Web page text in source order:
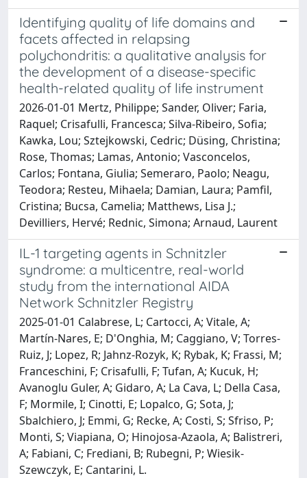
Identifying quality of life domains and
facets affected in relapsing
polychondritis: a qualitative analysis for
the development of a disease-specific
health-related quality of life instrument
2026-01-01 Mertz, Philippe; Sander, Oliver; Faria,
Raquel; Crisafulli, Francesca; Silva-Ribeiro, Sofia;
Kawka, Lou; Sztejkowski, Cedric; Düsing, Christina;
Rose, Thomas; Lamas, Antonio; Vasconcelos,
Carlos; Fontana, Giulia; Semeraro, Paolo; Neagu,
Teodora; Resteu, Mihaela; Damian, Laura; Pamfil,
Cristina; Bucsa, Camelia; Matthews, Lisa J.;
Devilliers, Hervé; Rednic, Simona; Arnaud, Laurent
IL-1 targeting agents in Schnitzler
syndrome: a multicentre, real-world
study from the international AIDA
Network Schnitzler Registry
2025-01-01 Calabrese, L; Cartocci, A; Vitale, A;
Martín-Nares, E; D'Onghia, M; Caggiano, V; Torres-
Ruiz, J; Lopez, R; Jahnz-Rozyk, K; Rybak, K; Frassi, M;
Franceschini, F; Crisafulli, F; Tufan, A; Kucuk, H;
Avanoglu Guler, A; Gidaro, A; La Cava, L; Della Casa,
F; Mormile, I; Cinotti, E; Lopalco, G; Sota, J;
Sbalchiero, J; Emmi, G; Recke, A; Costi, S; Sfriso, P;
Monti, S; Viapiana, O; Hinojosa-Azaola, A; Balistreri,
A; Fabiani, C; Frediani, B; Rubegni, P; Wiesik-
Szewczyk, E; Cantarini, L.